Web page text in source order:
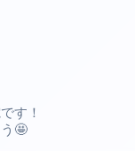
す！
🤩